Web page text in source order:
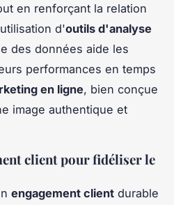
en renforçant la relation
d'outils d'analyse
des données aide les
performances en temps
en ligne, bien conçue
image authentique et
client pour fidéliser le
engagement client durable